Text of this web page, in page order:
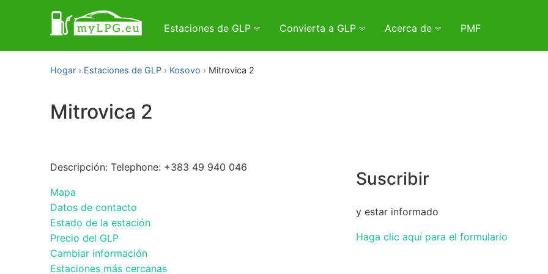
Estaciones de GLP Convierta a GLP Acerca de PMF
Hogar Estaciones de GLP Kosovo Mitrovica 2
Mitrovica 2
Descripción: Telephone: +383 49 940 046
Mapa
Datos de contacto
Estado de la estación
Precio del GLP
Cambiar información
Estaciones más cercanas
Suscribir
y estar informado
Haga clic aquí para el formulario